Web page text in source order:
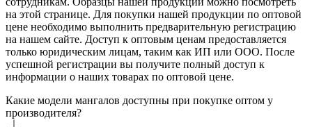
на этой странице. Для покупки нашей продукции по оптовой
цене необходимо выполнить предварительную регистрацию
на нашем сайте. Доступ к оптовым ценам предоставляется
только юридическим лицам, таким как ИП или ООО. После
успешной регистрации вы получите полный доступ к
информации о наших товарах по оптовой цене.
Какие модели мангалов доступны при покупке оптом у
производителя?